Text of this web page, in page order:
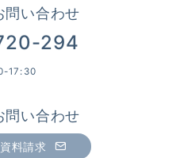
問い合わせ
294
17:30
問い合わせ
料請求